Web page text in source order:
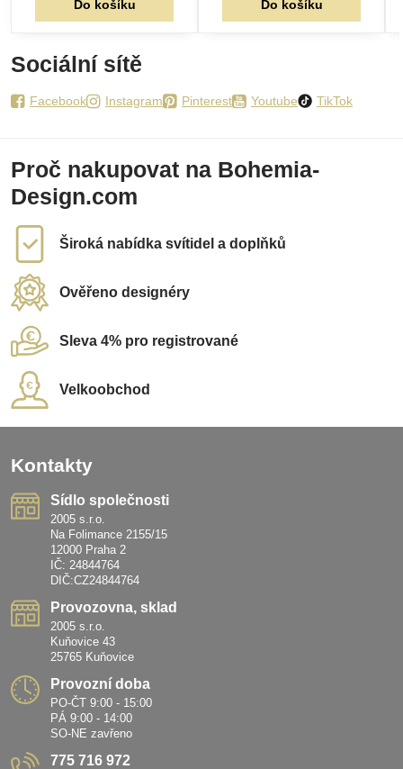
Do košíku Do košíku
Sociální sítě
Facebook Instagram Pinterest Youtube TikTok
Proč nakupovat na Bohemia-
Design.com
Široká nabídka svítidel a doplňků
Ověřeno designéry
Sleva 4% pro registrované
Velkoobchod
Kontakty
Sídlo společnosti
2005 s.r.o.
Na Folimance 2155/15
12000 Praha 2
IČ: 24844764
DIČ:CZ24844764
Provozovna, sklad
2005 s.r.o.
Kuňovice 43
25765 Kuňovice
Provozní doba
PO-ČT 9:00 - 15:00
PÁ 9:00 - 14:00
SO-NE zavřeno
775 716 972